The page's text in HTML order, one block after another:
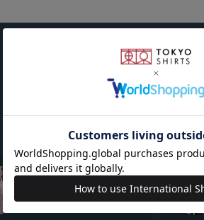
東京シャツについて